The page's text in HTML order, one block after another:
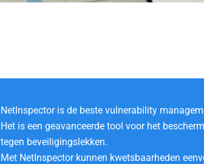
NetInspector is de beste vulnerability
Het is een geavanceerde tool voor het
tegen beveiligingslekken.
Met NetInspector kunnen kwetsbaarheden